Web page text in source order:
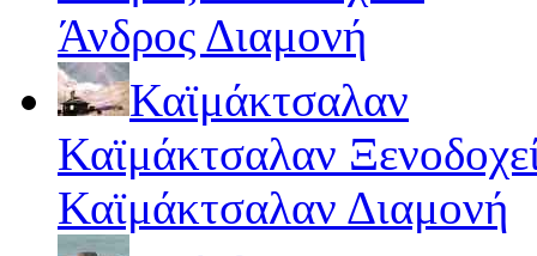
Άνδρος Διαμονή
Καϊμάκτσαλαν
Καϊμάκτσαλαν
Καϊμάκτσαλαν Διαμονή